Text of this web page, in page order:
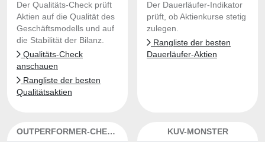
Der Qualitäts-Check prüft
Aktien auf die Qualität des
Geschäftsmodells und auf
die Stabilität der Bilanz.
Qualitäts-Check
anschauen
Rangliste der besten
Qualitätsaktien
Der Dauerläufer-Indikator
prüft, ob Aktienkurse stetig
zulegen.
Rangliste der besten
Dauerläufer-Aktien
OUTPERFORMER-CHECK KUV-MONSTER